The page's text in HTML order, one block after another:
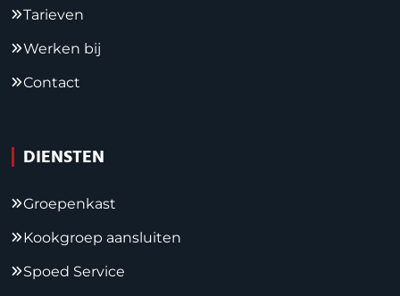
Tarieven
Werken bij
Contact
DIENSTEN
Groepenkast
Kookgroep aansluiten
Spoed Service